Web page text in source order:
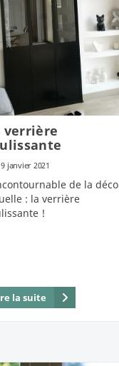
verrière
janvier 2021
de la déco
: la verrière
!
la suite